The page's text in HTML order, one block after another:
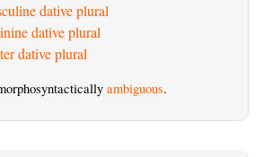
dative plural
dative plural
dative plural
ambiguous.